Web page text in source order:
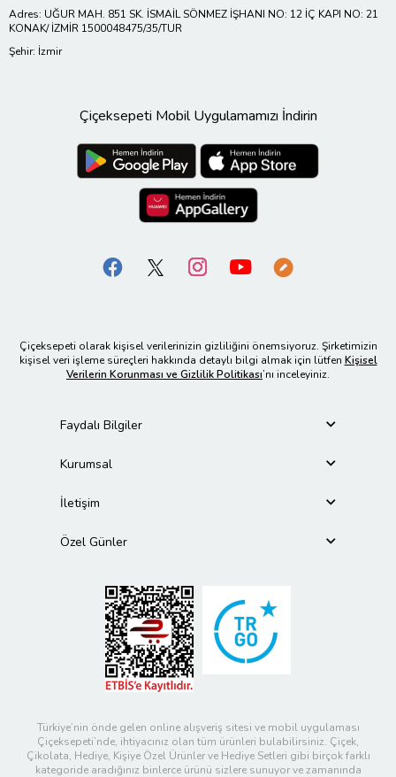
Adres: UĞUR MAH. 851 SK. İSMAİL SÖNMEZ İŞHANI NO: 12 İÇ KAPI NO: 21
KONAK/ İZMİR 1500048475/35/TUR
Şehir: İzmir
Çiçeksepeti Mobil Uygulamamızı İndirin
Çiçeksepeti olarak kişisel verilerinizin gizliliğini önemsiyoruz. Şirketimizin
kişisel veri işleme süreçleri hakkında detaylı bilgi almak için lütfen Kişisel
Verilerin Korunması ve Gizlilik Politikası’nı inceleyiniz.
Faydalı Bilgiler
Kurumsal
İletişim
Özel Günler
Türkiye’nin önde gelen online alışveriş sitesi ve mobil uygulaması
Çiçeksepeti’nde, ihtiyacınız olan tüm ürünleri bulabilirsiniz. Çiçek,
Çikolata, Hediye, Kişiye Özel Ürünler ve Hediye Setleri gibi birçok farklı
kategoride aradığınız binlerce ürünü sizlere sunuyor ve zamanında